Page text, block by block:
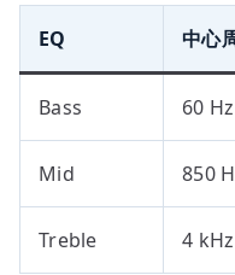
EQ 中心
Bass 60 Hz
Mid 850
Treble 4 kHz